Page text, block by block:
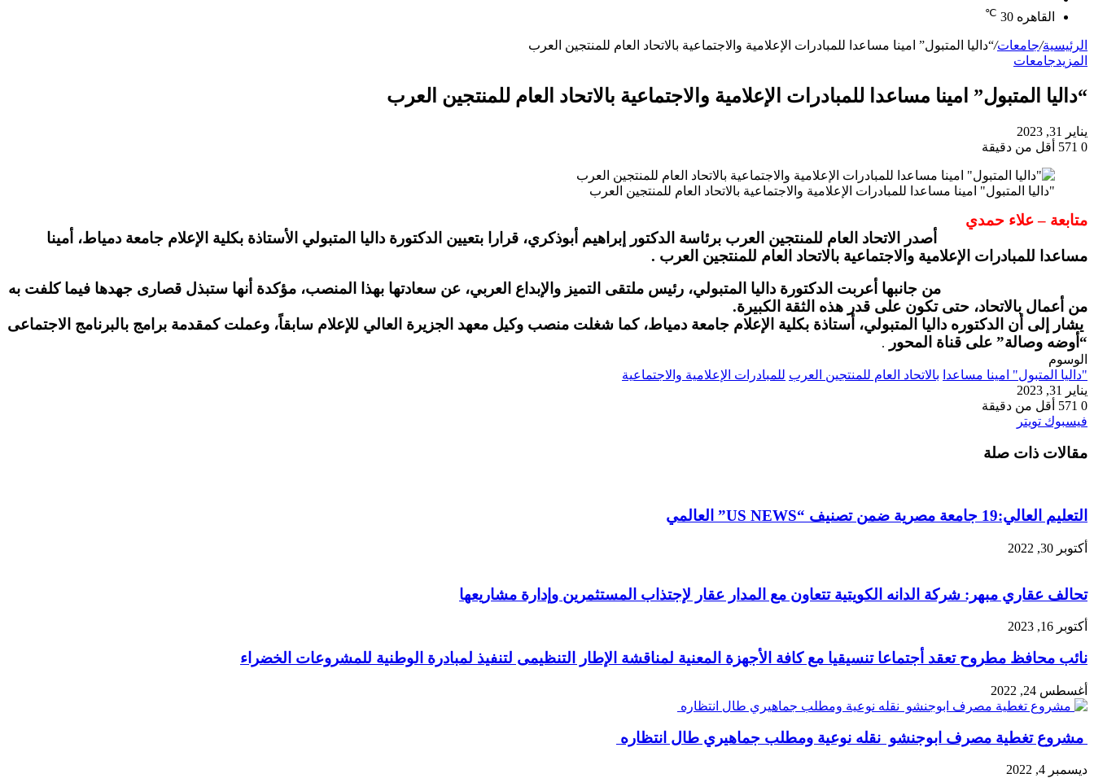
عشوائي
القاهره 30
℃
الرئيسية/جامعات/“داليا المتبول” امينا مساعدا للمبادرات الإعلامية والاجتماعية بالاتحاد العام للمنتجين العرب
المزيدجامعات
“داليا المتبول” امينا مساعدا للمبادرات الإعلامية والاجتماعية بالاتحاد العام للمنتجين العرب
يناير 31, 2023
0
أقل من دقيقة
"داليا المتبول" امينا مساعدا للمبادرات الإعلامية والاجتماعية بالاتحاد العام للمنتجين العرب
متابعة – علاء حمدي
أصدر الاتحاد العام للمنتجين العرب برئاسة الدكتور إبراهيم أبوذكري، قرارا بتعيين الدكتورة داليا المتبولي الأستاذة بكلية الإعلام جامعة دمياط، أمينا
مساعدا للمبادرات الإعلامية والاجتماعية بالاتحاد العام للمنتجين العرب .
من جانبها أعربت الدكتورة داليا المتبولي، رئيس ملتقى التميز والإبداع العربي، عن سعادتها بهذا المنصب، مؤكدة أنها ستبذل قصارى جهدها فيما كلفت به
من أعمال بالاتحاد، حتى تكون على قدر هذه الثقة الكبيرة.
يشار إلى أن الدكتوره داليا المتبولي، أستاذة بكلية الإعلام جامعة دمياط، كما شغلت منصب وكيل معهد الجزيرة العالي للإعلام سابقاً، وعملت كمقدمة برامج بالبرنامج الاجتماعى
“أوضه وصالة” على قناة المحور
.
الوسوم
"داليا المتبول" امينا مساعدا بالاتحاد العام للمنتجين العرب للمبادرات الإعلامية والاجتماعية
يناير 31, 2023
0
أقل من دقيقة
فيسبوك تويتر
البريد
مقالات ذات صلة
التعليم العالي:19 جامعة مصرية ضمن تصنيف “US NEWS” العالمي
أكتوبر 30, 2022
تحالف عقاري مبهر: شركة الدانه الكويتية تتعاون مع المدار عقار لإجتذاب المستثمرين وإدارة مشاريعها
أكتوبر 16, 2023
نائب محافظ مطروح تعقد أجتماعا تنسيقيا مع كافة الأجهزة المعنية لمناقشة الإطار التنظيمى لتنفيذ لمبادرة الوطنية للمشروعات الخضراء
أغسطس 24, 2022
مشروع تغطية مصرف ابوجنشو نقله نوعية ومطلب جماهيري طال انتظاره
ديسمبر 4, 2022